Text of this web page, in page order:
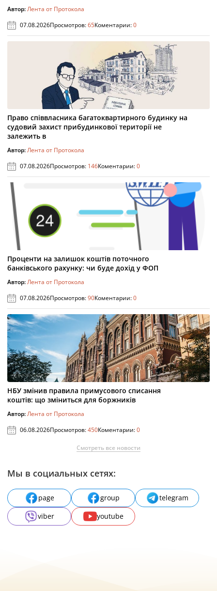
Автор:Лента от Протокола
07.08.2026Просмотров:65Коментарии:0
Право співвласника багатоквартирного будинку на
судовий захист прибудинкової території не
залежить в
Автор:Лента от Протокола
07.08.2026Просмотров: 146Коментарии:0
Проценти на залишок коштів поточного
банківського рахунку: чи буде дохід у ФОП
Автор:Лента от Протокола
07.08.2026Просмотров:90Коментарии:0
НБУ змінив правила примусового списання
коштів: що зміниться для боржників
Автор:Лента от Протокола
06.08.2026Просмотров:450Коментарии:0
Смотреть все новости
Мы в социальных сетях:
page group
telegram
viber
youtube